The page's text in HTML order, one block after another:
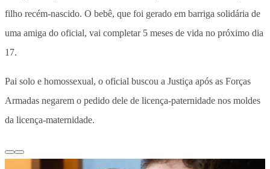
filho recém-nascido. O bebê, que foi gerado em barriga solidária de
uma amiga do oficial, vai completar 5 meses de vida no próximo dia
17.
Pai solo e homossexual, o oficial buscou a Justiça após as Forças
Armadas negarem o pedido dele de licença-paternidade nos moldes
da licença-maternidade.